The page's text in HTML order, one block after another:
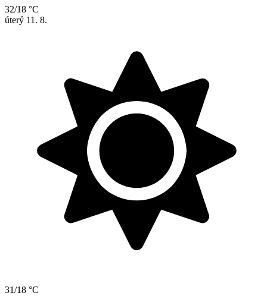
32/18 °C
úterý 11. 8.
31/18 °C